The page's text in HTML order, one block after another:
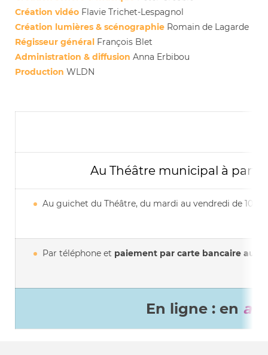
Création vidéo Flavie Trichet-Lespagnol
Création lumières & scénographie Romain de Lagarde
Régisseur général François Blet
Administration & diffusion Anna Erbibou
Production WLDN
Au Théâtre municipal à partir
Au guichet du Théâtre, du mardi au vendredi de 10h à
Par téléphone et paiement par carte bancaire au
En ligne : en